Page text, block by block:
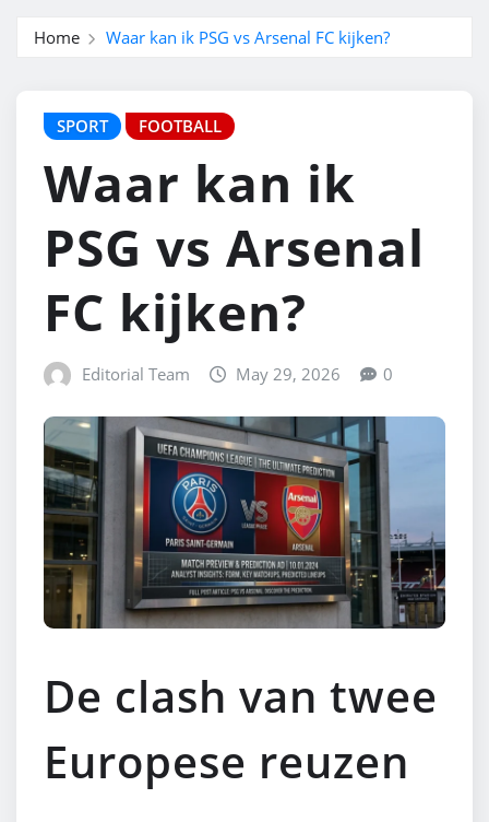
Home Waar kan ik PSG vs Arsenal FC kijken?
SPORT FOOTBALL
Waar kan ik
PSG vs Arsenal
FC kijken?
Editorial Team May 29, 2026 0
De clash van twee
Europese reuzen